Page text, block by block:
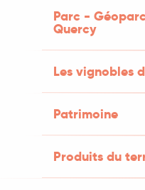
Parc -
Quercy
Les vignobles
Patrimoine
Produits du
au pied des
de 15 hectares
vastes et
Dordogne et proche
Château de la
ans construit par